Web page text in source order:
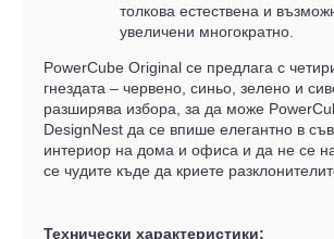
толкова естествена и
увеличени многократно.
PowerCube Original се предлага с
гнездата – червено, синьо, зелено и
разширява избора, за да може
DesignNest да се впише елегантно в
интериор на дома и офиса и да не се
се чудите къде да криете
Технически характеристики: